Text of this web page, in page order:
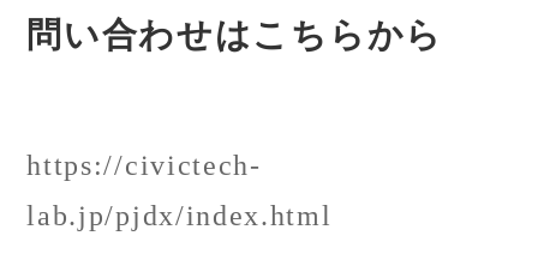
問い合わせはこちらから
https://civictech-
lab.jp/pjdx/index.html